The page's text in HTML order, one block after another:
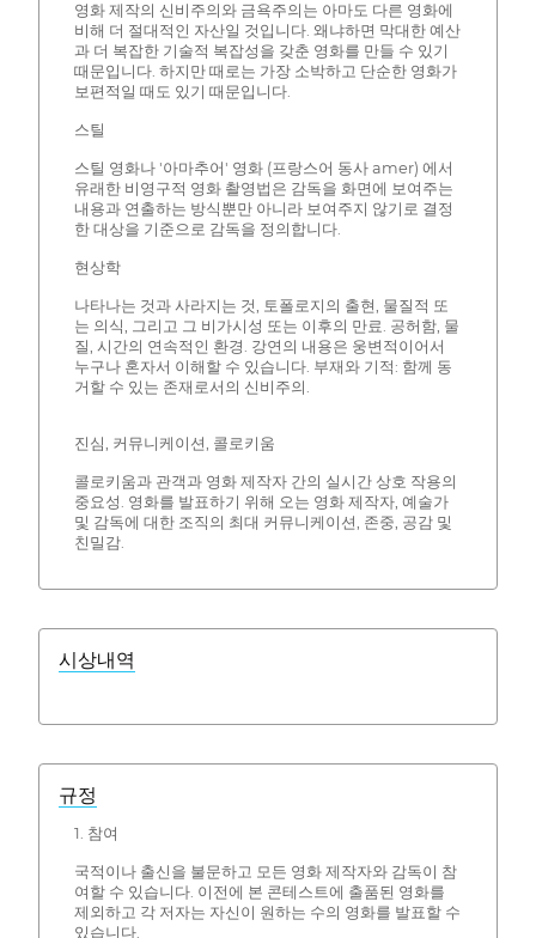
영화 제작의 신비주의와 금욕주의는 아마도 다른 영화에
비해 더 절대적인 자산일 것입니다. 왜냐하면 막대한 예산
과 더 복잡한 기술적 복잡성을 갖춘 영화를 만들 수 있기
때문입니다. 하지만 때로는 가장 소박하고 단순한 영화가
보편적일 때도 있기 때문입니다.
스틸
스틸 영화나 '아마추어' 영화 (프랑스어 동사 amer) 에서
유래한 비영구적 영화 촬영법은 감독을 화면에 보여주는
내용과 연출하는 방식뿐만 아니라 보여주지 않기로 결정
한 대상을 기준으로 감독을 정의합니다.
현상학
나타나는 것과 사라지는 것, 토폴로지의 출현, 물질적 또
는 의식, 그리고 그 비가시성 또는 이후의 만료. 공허함, 물
질, 시간의 연속적인 환경. 강연의 내용은 웅변적이어서
누구나 혼자서 이해할 수 있습니다. 부재와 기적: 함께 동
거할 수 있는 존재로서의 신비주의.
진심, 커뮤니케이션, 콜로키움
콜로키움과 관객과 영화 제작자 간의 실시간 상호 작용의
중요성. 영화를 발표하기 위해 오는 영화 제작자, 예술가
및 감독에 대한 조직의 최대 커뮤니케이션, 존중, 공감 및
친밀감.
시상내역
규정
1. 참여
국적이나 출신을 불문하고 모든 영화 제작자와 감독이 참
여할 수 있습니다. 이전에 본 콘테스트에 출품된 영화를
제외하고 각 저자는 자신이 원하는 수의 영화를 발표할 수
있습니다.